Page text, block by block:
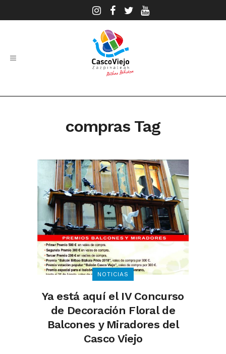
compras Tag
NOTICIAS
Ya está aquí el IV Concurso
de Decoración Floral de
Balcones y Miradores del
Casco Viejo